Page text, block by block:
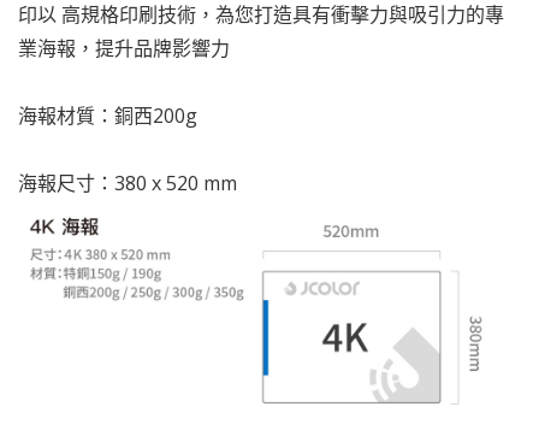
印以 高規格印刷技術，為您打造具有衝擊力與吸引力的專
業海報，提升品牌影響力
海報材質：銅西200g
海報尺寸：380 x 520 mm